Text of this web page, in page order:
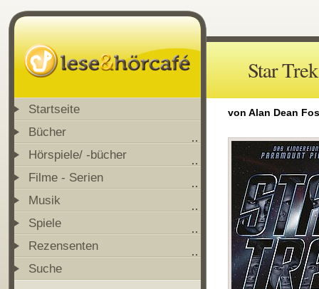
Startseite
Bücher
Hörspiele/ -bücher
Filme - Serien
Musik
Spiele
Rezensenten
Suche
Star
von Alan Dean